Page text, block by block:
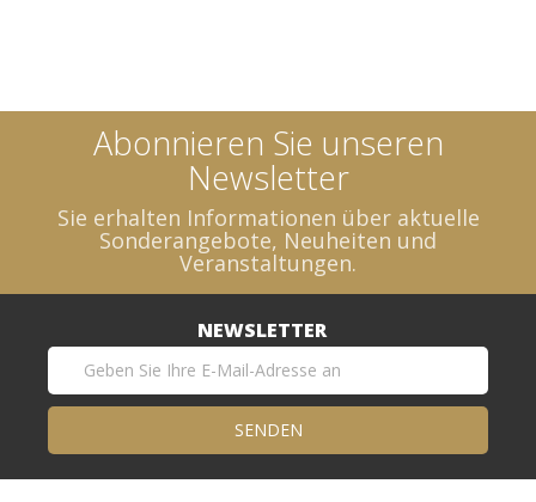
Abonnieren Sie unseren
Newsletter
Sie erhalten Informationen über aktuelle
Sonderangebote, Neuheiten und
Veranstaltungen.
NEWSLETTER